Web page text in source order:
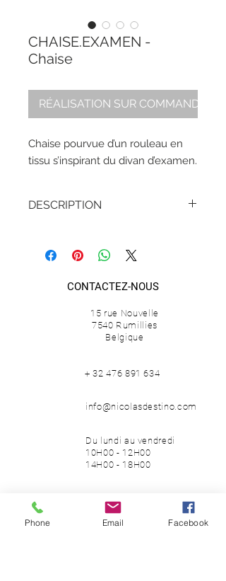
CHAISE.EXAMEN -
Chaise
RÉALISATION SUR COMMANDE
Chaise pourvue d’un rouleau en
tissu s’inspirant du divan d’examen.
DESCRIPTION
42 cm / 16,5 in
PROFONDEUR –52 cm / 20,5 in
MATÉRIAUX –acier peint époxy,
2008
CONTACTEZ-NOUS
15 rue Nouvelle
7540 Rumillies
Belgique
+32 476 891 634
info@nicolasdestino.com
Du lundi au vendredi
10H00 - 12H00
14H00 - 18H00
SUIVEZ-NOUS
Phone Email Facebook